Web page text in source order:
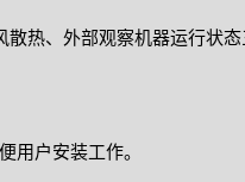
热、外部观察机器运行状态
用户安装工作。